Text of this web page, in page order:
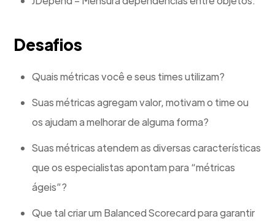
Desafios
Quais métricas você e seus times utilizam?
Suas métricas agregam valor, motivam o time ou
os ajudam a melhorar de alguma forma?
Suas métricas atendem as diversas características
que os especialistas apontam para “métricas
ágeis”?
Que tal criar um Balanced Scorecard para garantir